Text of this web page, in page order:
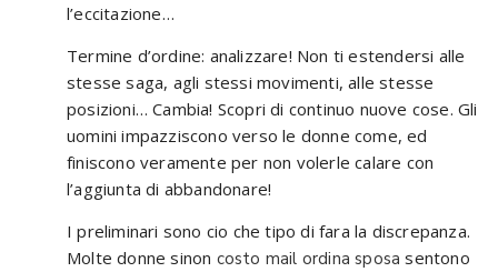
l’eccitazione…
Termine d’ordine: analizzare! Non ti estendersi alle
stesse saga, agli stessi movimenti, alle stesse
posizioni… Cambia! Scopri di continuo nuove cose. Gli
uomini impazziscono verso le donne come, ed
finiscono veramente per non volerle calare con
l’aggiunta di abbandonare!
I preliminari sono cio che tipo di fara la discrepanza.
Molte donne sinon costo mail ordina sposa sentono